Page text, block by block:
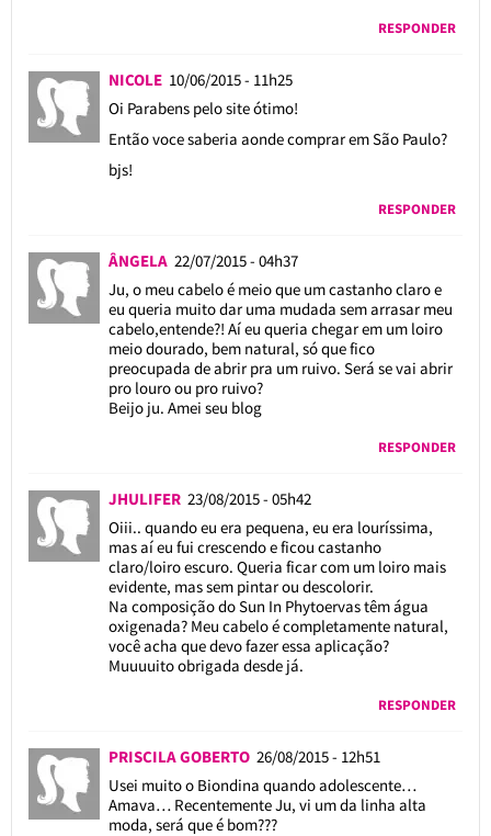
RESPONDER
NICOLE 10/06/2015 - 11h25
Oi Parabens pelo site ótimo!
Então voce saberia aonde comprar em São Paulo?
bjs!
RESPONDER
ÂNGELA 22/07/2015 - 04h37
Ju, o meu cabelo é meio que um castanho claro e
eu queria muito dar uma mudada sem arrasar meu
cabelo,entende?! Aí eu queria chegar em um loiro
meio dourado, bem natural, só que fico
preocupada de abrir pra um ruivo. Será se vai abrir
pro louro ou pro ruivo?
Beijo ju. Amei seu blog
RESPONDER
JHULIFER 23/08/2015 - 05h42
Oiii.. quando eu era pequena, eu era louríssima,
mas aí eu fui crescendo e ficou castanho
claro/loiro escuro. Queria ficar com um loiro mais
evidente, mas sem pintar ou descolorir.
Na composição do Sun In Phytoervas têm água
oxigenada? Meu cabelo é completamente natural,
você acha que devo fazer essa aplicação?
Muuuuito obrigada desde já.
RESPONDER
PRISCILA GOBERTO 26/08/2015 - 12h51
Usei muito o Biondina quando adolescente…
Amava… Recentemente Ju, vi um da linha alta
moda, será que é bom???